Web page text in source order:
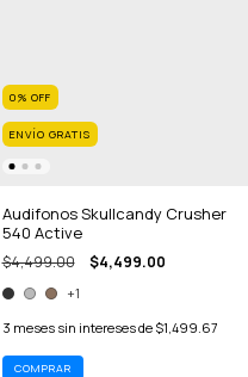
0% OFF
ENVÍO GRATIS
Audifonos Skullcandy Crusher
540 Active
$4,499.00 $4,499.00
+1
3 meses sin intereses de $1,499.67
COMPRAR